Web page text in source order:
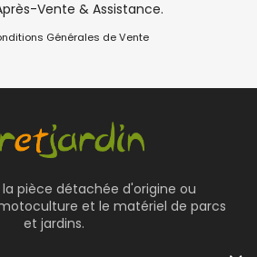
Vente & Assistance.
Générales de Vente
pièce détachée d'origine ou
et le matériel de parcs
et jardins.